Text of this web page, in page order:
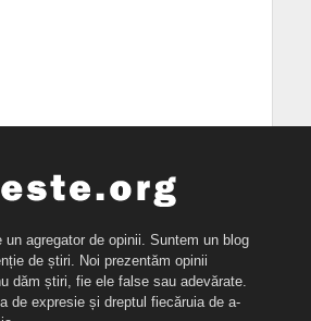
un agregator de opinii. Suntem un blog
de știri. Noi prezentăm opinii
dăm știri, fie ele false sau adevărate.
de expresie și dreptul fiecăruia de a-